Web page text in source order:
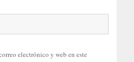
electrónico y web en este